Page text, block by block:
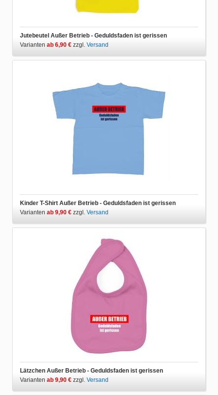
Jutebeutel Außer Betrieb - Geduldsfaden ist gerissen
Varianten ab 6,90 € zzgl. Versand
Kinder T-Shirt Außer Betrieb - Geduldsfaden ist gerissen
Varianten ab 9,90 € zzgl. Versand
Lätzchen Außer Betrieb - Geduldsfaden ist gerissen
Varianten ab 9,90 € zzgl. Versand